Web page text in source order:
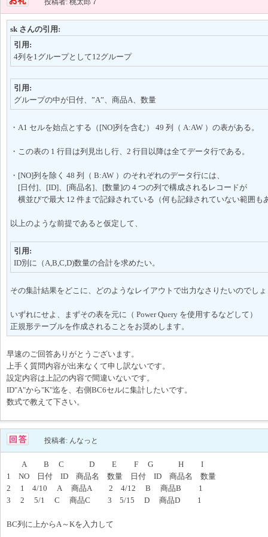
sk さんの引用:
引用:
4列を1グループとして12グループ
引用:
グループの中が日付、”A”、商品A、数量
・A1 セルを始点とする（[NO]列を含む） 49 列（ A:AW ）の表がある。
・この表の 1 行目は列見出し行、2 行目以降は全てデータ行である。
・[NO]列を除く 48 列（ B:AW ）のそれぞれのデータ行には、
[日付]、[ID]、[商品名]、[数量]の 4 つの列で構成されるレコードが
横並びで最大 12 件まで記録されている（何も記録されていない範囲も
以上のような前提であると仮定して、
引用:
ID別に（A,B,C,D)数量の合計を求めたい。
その集計結果をどこに、どのようなレイアウトで出力なさりたいのでし
いずれにせよ、まずその表を元に（ Power Query を使用するなどして）
正規形テーブルを作成されることをお奨めします。
早速のご回答ありがとうございます。
上手く質問内容が出来なくて申し訳ないです。
設定内容は上記の内容で間違いないです。
ID"A"から"K"迄を、右側BC6セルに集計したいです。
数式で教えて下さい。
投稿者: んなっと
A B C D E F G H I
1 NO 日付 ID 商品名 数量 日付 ID 商品名 数量
2 1 4/10 A 商品A 2 4/12 B 商品B 1
3 2 5/1 C 商品C 3 5/15 D 商品D 1
BC列に上からA～Kを入力して